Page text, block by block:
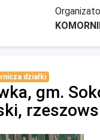
działki
gm.